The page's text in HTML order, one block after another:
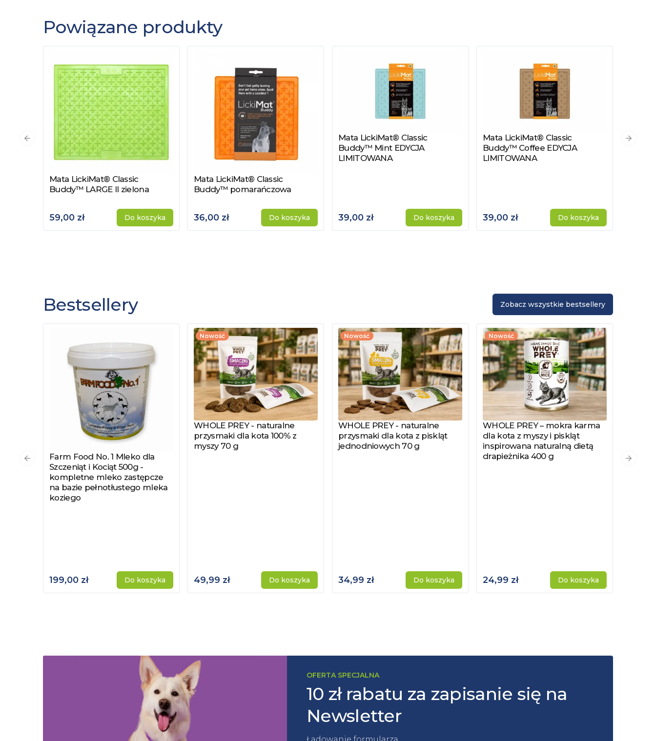
Powiązane produkty
Zobacz produkt
Mata LickiMat® Classic
Buddy™ LARGE II zielona
59,00 zł Do koszyka
Zobacz produkt
Mata LickiMat® Classic
Buddy™ pomarańczowa
36,00 zł Do koszyka
Zobacz produkt
Mata LickiMat® Classic
Buddy™ Mint EDYCJA
LIMITOWANA
39,00 zł Do koszyka
Zobacz produkt
Mata LickiMat® Classic
Buddy™ Coffee EDYCJA
LIMITOWANA
39,00 zł Do koszyka
Poprzedni slajd
Bestsellery Zobacz wszystkie bestsellery
Zobacz produkt
Farm Food No. 1 Mleko dla
Szczeniąt i Kociąt 500g -
kompletne mleko zastępcze
na bazie pełnotłustego mleka
koziego
199,00 zł Do koszyka
Nowość
Zobacz produkt
WHOLE PREY - naturalne
przysmaki dla kota 100% z
myszy 70 g
49,99 zł Do koszyka
Nowość
Zobacz produkt
WHOLE PREY - naturalne
przysmaki dla kota z piskląt
jednodniowych 70 g
34,99 zł Do koszyka
Nowość
Zobacz produkt
WHOLE PREY – mokra karma
dla kota z myszy i piskląt
inspirowana naturalną dietą
drapieżnika 400 g
24,99 zł Do koszyka
Poprzedni slajd
OFERTA SPECJALNA
10 zł rabatu za zapisanie się na
Newsletter
Ładowanie formularza...